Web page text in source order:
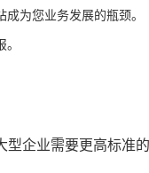
为您业务发展的瓶颈。
型企业需要更高标准